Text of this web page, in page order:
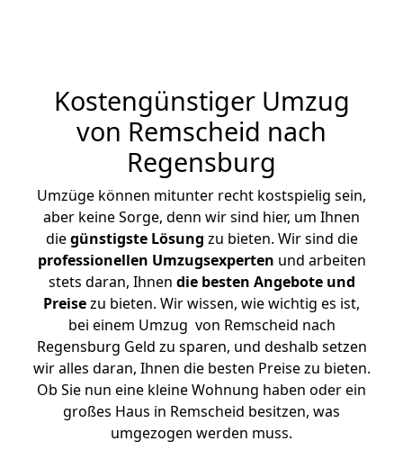
Kostengünstiger Umzug
von Remscheid nach
Regensburg
Umzüge können mitunter recht kostspielig sein,
aber keine Sorge, denn wir sind hier, um Ihnen
diegünstigste Lösung zu bieten. Wir sind die
professionellen Umzugsexperten und arbeiten
stets daran, Ihnen die besten Angebote und
Preisezu bieten. Wir wissen, wie wichtig es ist,
bei einem Umzug von Remscheid nach
Regensburg Geld zu sparen, und deshalb setzen
wir alles daran, Ihnen die besten Preise zu bieten.
Ob Sie nun eine kleine Wohnung haben oder ein
großes Haus in Remscheid besitzen, was
umgezogen werden muss.